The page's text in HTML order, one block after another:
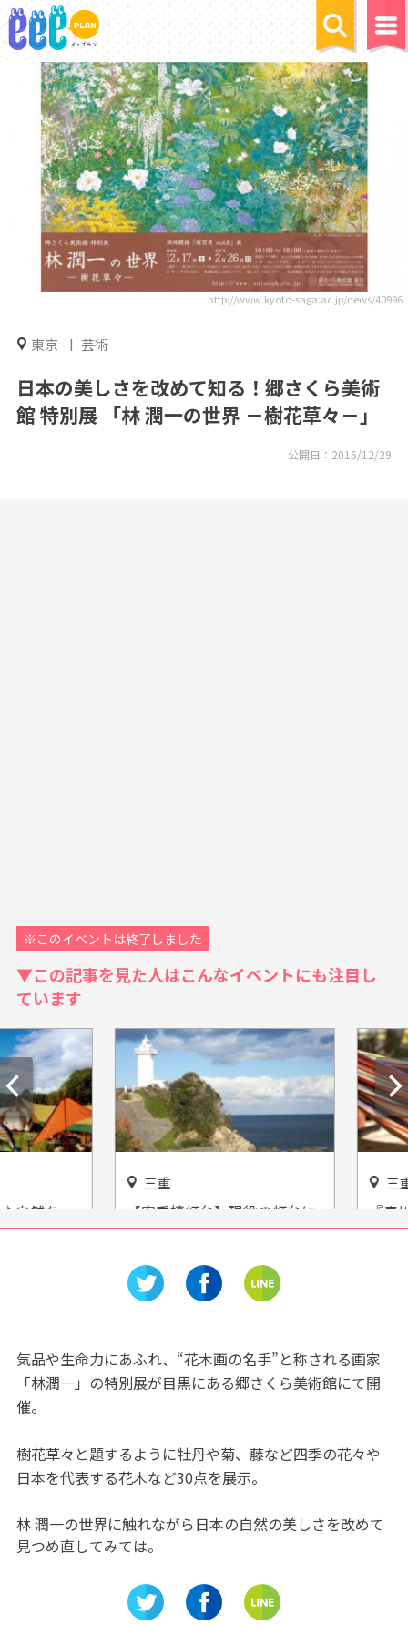
http://www.kyoto-saga.ac.jp/news/40996
東京 芸術
日本の美しさを改めて知る！郷さくら美術
館 特別展 「林 潤一の世界 －樹花草々－」
公開日： 2016/12/29
※このイベントは終了しました
▼この記事を見た人はこんなイベントにも注目し
ています
然を一
畔キャ
三重
【安乗埼灯台】現役の灯台に
登ったら絶景が見えてしま
三重
『青川
ク』で
気品や生命力にあふれ、“花木画の名手”と称される画家
「林潤一」の特別展が目黒にある郷さくら美術館にて開
催。
樹花草々と題するように牡丹や菊、藤など四季の花々や
日本を代表する花木など30点を展示。
林 潤一の世界に触れながら日本の自然の美しさを改めて
見つめ直してみては。